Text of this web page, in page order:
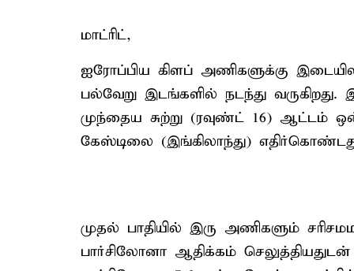
மாட்ரிட்,
ஐரோப்பிய கிளப் அணிகளுக்கு
பல்வேறு இடங்களில் நடந்து வருகிறது.
முந்தைய சுற்று (ரவுண்ட் 16) ஆட்டம்
கேஸ்டிலை (இங்கிலாந்து)
முதல் பாதியில் இரு அணிகளும்
பார்சிலோனா ஆதிக்கம்